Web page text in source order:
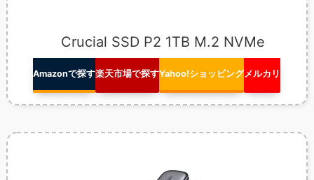
Crucial SSD P2 1TB M.2 NVMe
Amazonで探す楽天市場で探すYahoo!ショッピングメルカリ